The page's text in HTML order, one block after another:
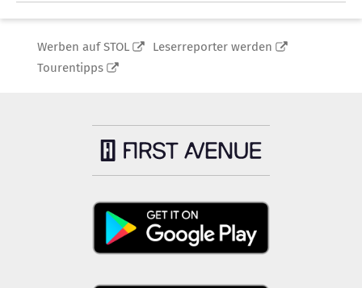
Werben auf STOL
Leserreporter werden
Tourentipps